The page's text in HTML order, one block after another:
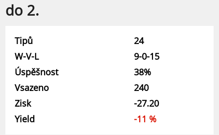
do 2.
Tipů
24
W-V-L
9-0-15
Úspěšnost
38%
Vsazeno
240
Zisk
-27.20
Yield
-11 %